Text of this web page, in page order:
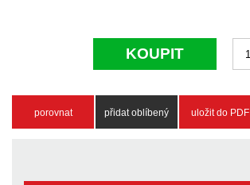
KOUPIT
porovnat přidat oblíbený uložit do PDF